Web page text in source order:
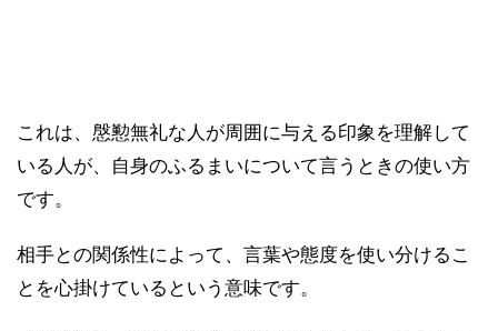
これは、慇懃無礼な人が周囲に与える印象を理解して
いる人が、自身のふるまいについて言うときの使い方
です。
相手との関係性によって、言葉や態度を使い分けるこ
とを心掛けているという意味です。